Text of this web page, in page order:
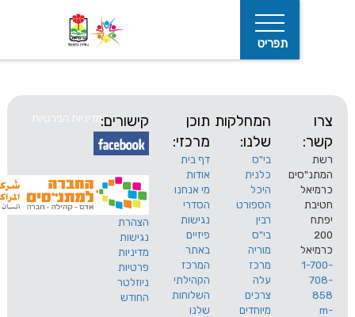
המחלקות
שלנו:
בי"ס
כלנית
היכל
הספורט
רבין
בי"ס
מוריה
מרכז
עלה
צרכים
מיוחדים
תוכן
מרכזי:
דף בית
אודות
מי אנחנו
הסדרי
נגישות
פיזיים
באתר
המרכז
הקהילתי
השלוחות
שלנו
קישורים:
הצהרת
נגישות
מדיניות
פרטיות
ניוזלטר
החודש
מדיניות הפרטיות